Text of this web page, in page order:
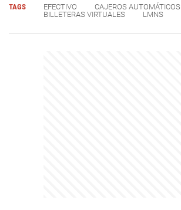
TAGS EFECTIVO
CAJEROS AUTOMÁTICOS
BILLETERAS VIRTUALES
LMNS